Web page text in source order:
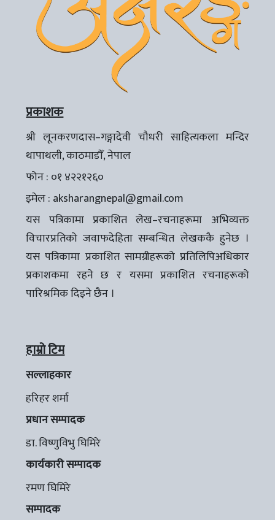
प्रकाशक
श्री लूनकरणदास–गङ्गादेवी चौधरी साहित्यकला मन्दिर
थापाथली, काठमाडौँ, नेपाल
फोन : ०१ ४२२१२६०
इमेल : aksharangnepal@gmail.com
यस पत्रिकामा प्रकाशित लेख–रचनाहरूमा अभिव्यक्त
विचारप्रतिको जवाफदेहिता सम्बन्धित लेखककै हुनेछ ।
यस पत्रिकामा प्रकाशित सामग्रीहरूको प्रतिलिपिअधिकार
प्रकाशकमा रहने छ र यसमा प्रकाशित रचनाहरूको
पारिश्रमिक दिइने छैन ।
हाम्रो टिम
सल्लाहकार
हरिहर शर्मा
प्रधान सम्पादक
डा. विष्णुविभु घिमिरे
कार्यकारी सम्पादक
रमण घिमिरे
सम्पादक